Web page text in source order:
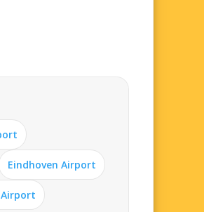
Eindhoven Airport